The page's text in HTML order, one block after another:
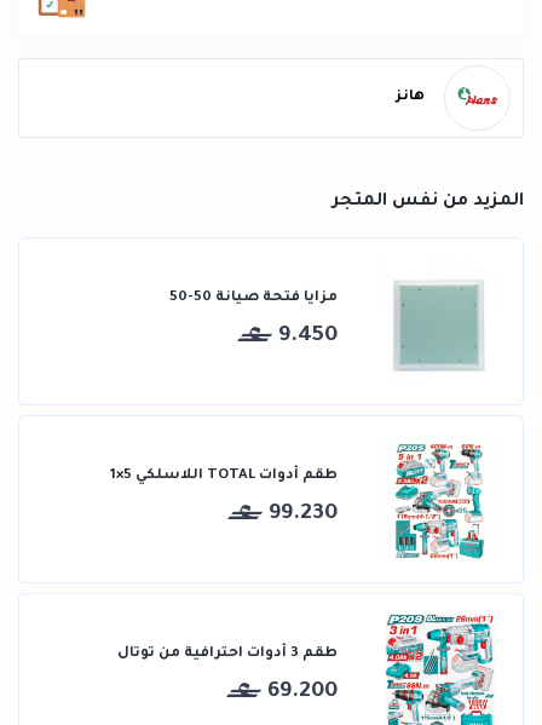
هانز
المزيد من نفس المتجر
مزايا فتحة صيانة 50-50
9.450
طقم أدوات TOTAL اللاسلكي 5×1
99.230
طقم 3 أدوات احترافية من توتال
69.200